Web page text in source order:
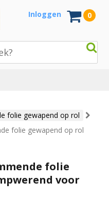
Inloggen 0
folie gewapend op rol
folie gewapend op rol
folie
voor